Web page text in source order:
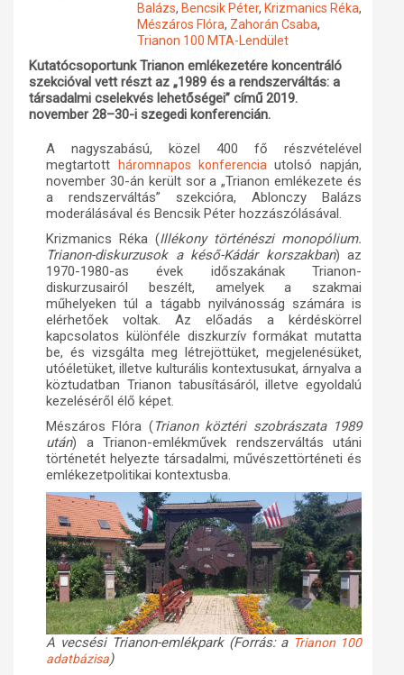
Műhelymunkák
Balázs, Bencsik Péter, Krizmanics Réka,
Mészáros Flóra, Zahorán Csaba,
Trianon 100 MTA-Lendület
Kutatócsoportunk Trianon emlékezetére koncentráló
szekcióval vett részt az „1989 és a rendszerváltás: a
társadalmi cselekvés lehetőségei” című 2019.
november 28–30-i szegedi konferencián.
A nagyszabású, közel 400 fő részvételével
megtartott
háromnapos konferenciautolsó napján,
november 30-án került sor a „Trianon emlékezete és
a rendszerváltás” szekcióra, Ablonczy Balázs
moderálásával és Bencsik Péter hozzászólásával.
Krizmanics Réka (Illékony történészi monopólium.
Trianon-diskurzusok a késő-Kádár korszakban) az
1970-1980-as évek időszakának Trianon-
diskurzusairól beszélt, amelyek a szakmai
műhelyeken túl a tágabb nyilvánosság számára is
elérhetőek voltak. Az előadás a kérdéskörrel
kapcsolatos különféle diszkurzív formákat mutatta
be, és vizsgálta meg létrejöttüket, megjelenésüket,
utóéletüket, illetve kulturális kontextusukat, árnyalva a
köztudatban Trianon tabusításáról, illetve egyoldalú
kezeléséről élő képet.
Mészáros Flóra (Trianon köztéri szobrászata 1989
után) a Trianon-emlékművek rendszerváltás utáni
történetét helyezte társadalmi, művészettörténeti és
emlékezetpolitikai kontextusba.
A vecsési Trianon-emlékpark (Forrás: a Trianon 100
adatbázisa)